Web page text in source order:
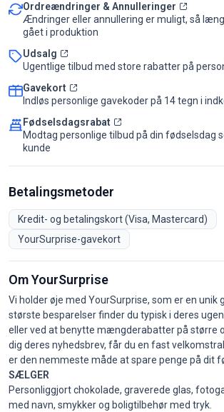
Ordreændringer & Annulleringer
Ændringer eller annullering er muligt, så
gået i produktion
Udsalg
Ugentlige tilbud med store rabatter på
Gavekort
Indløs personlige gavekoder på 14 tegn i
Fødselsdagsrabat
Modtag personlige tilbud på din fødselsdag
kunde
Betalingsmetoder
Kredit- og betalingskort (Visa, Mastercard)
YourSurprise-gavekort
Om YourSurprise
Vi holder øje med YourSurprise, som er en unik
største besparelser finder du typisk i deres
eller ved at benytte mængderabatter på større
dig deres nyhedsbrev, får du en fast
er den nemmeste måde at spare penge på dit
SÆLGER
Personliggjort chokolade, graverede glas,
med navn, smykker og boligtilbehør med tryk.